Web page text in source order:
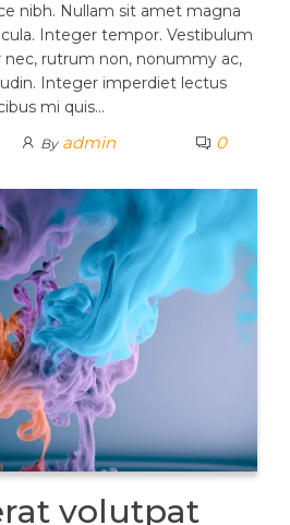
nibh. Nullam sit amet magna
Integer tempor. Vestibulum
nec, rutrum non, nonummy ac,
Integer imperdiet lectus
mi quis…
By admin 0
volutpat